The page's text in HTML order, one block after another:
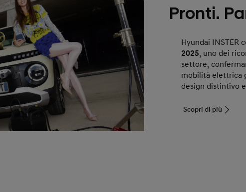
Pronti.
Hyundai INSTER
2025, uno dei
settore,
mobilità elettrica
design distintivo
Scopri di più